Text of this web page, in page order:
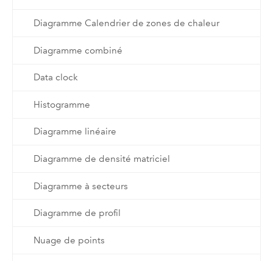
Diagramme Calendrier de zones de chaleur
Diagramme combiné
Data clock
Histogramme
Diagramme linéaire
Diagramme de densité matriciel
Diagramme à secteurs
Diagramme de profil
Nuage de points